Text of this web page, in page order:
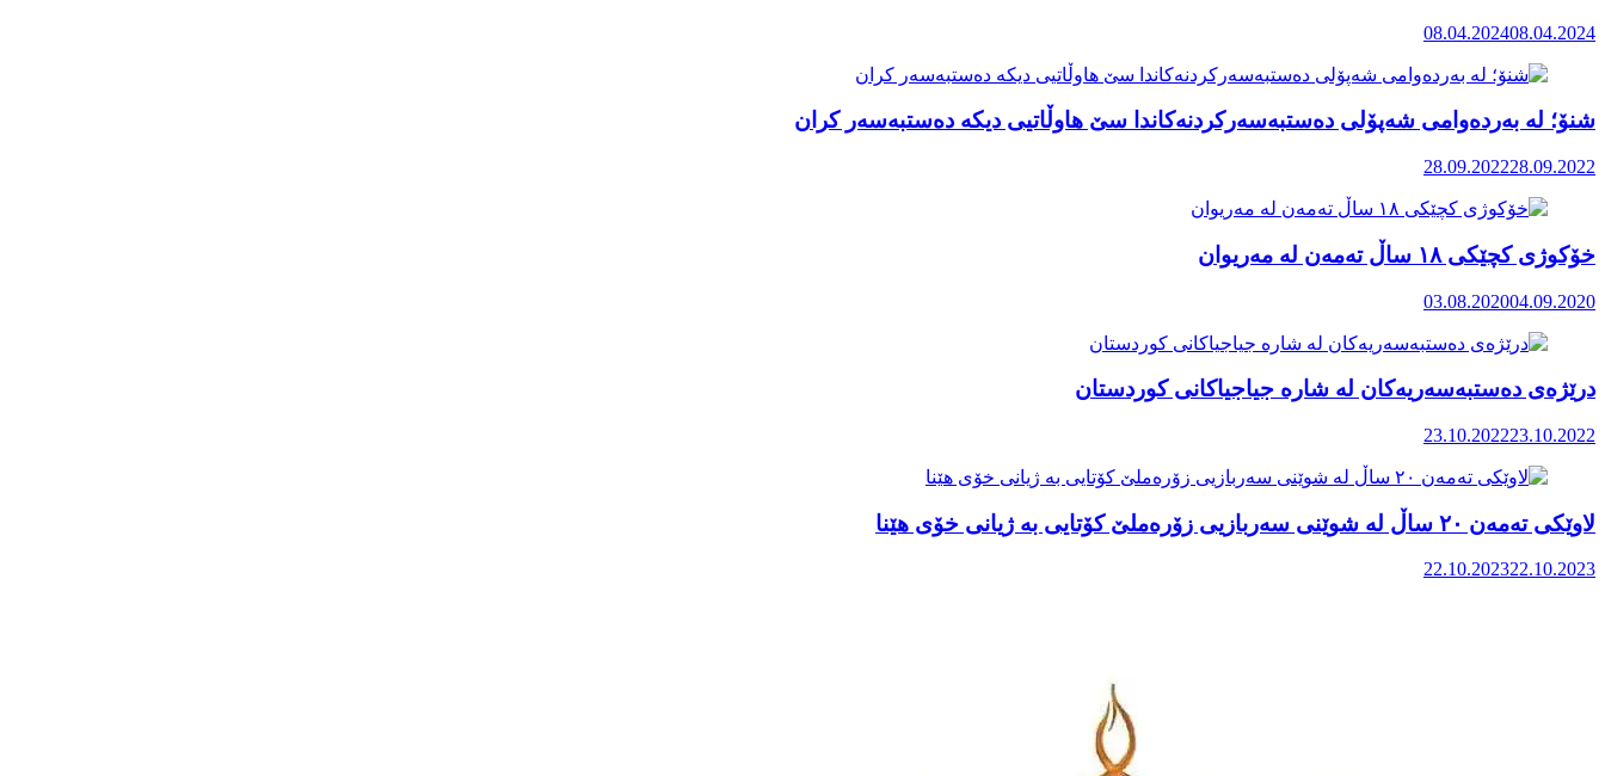
08.04.202408.04.2024
شنۆ؛ لە بەردەوامی شەپۆلی دەستبەسەرکردنەکاندا سێ هاوڵاتیی دیکە دەستبەسەر کران
28.09.202228.09.2022
خۆکوژی کچێکی ١٨ ساڵ تەمەن لە مەریوان
03.08.202004.09.2020
درێژەی دەستبەسەریەکان لە شارە جیاجیاکانی کوردستان
23.10.202223.10.2022
لاوێکی تەمەن ۲۰ ساڵ لە شوێنی سەربازیی زۆرەملێ کۆتایی بە ژیانی خۆی هێنا
22.10.202322.10.2023